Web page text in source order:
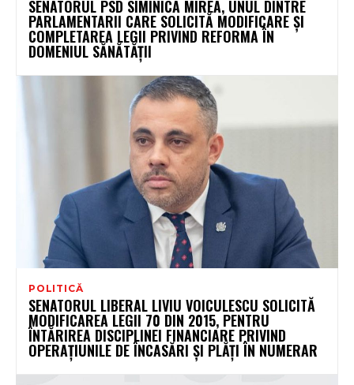
SENATORUL PSD SIMINICA MIREA, UNUL DINTRE
PARLAMENTARII CARE SOLICITĂ MODIFICARE ȘI
COMPLETAREA LEGII PRIVIND REFORMA ÎN
DOMENIUL SĂNĂTĂȚII
POLITICĂ
SENATORUL LIBERAL LIVIU VOICULESCU SOLICITĂ
MODIFICAREA LEGII 70 DIN 2015, PENTRU
ÎNTĂRIREA DISCIPLINEI FINANCIARE PRIVIND
OPERAȚIUNILE DE ÎNCASĂRI ȘI PLĂȚI ÎN NUMERAR